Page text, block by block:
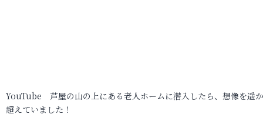
YouTube 芦屋の山の上にある老人ホームに潜入したら、想像を遥
超えていました！